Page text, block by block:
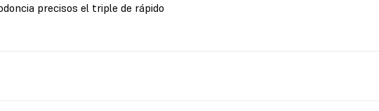
precisos el triple de rápido